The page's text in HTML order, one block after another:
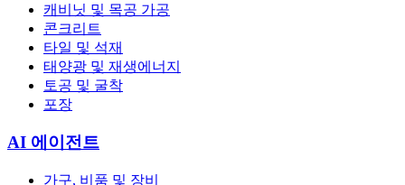
캐비닛 및 목공 가공
콘크리트
타일 및 석재
태양광 및 재생에너지
토공 및 굴착
포장
AI 에이전트
가구, 비품 및 장비